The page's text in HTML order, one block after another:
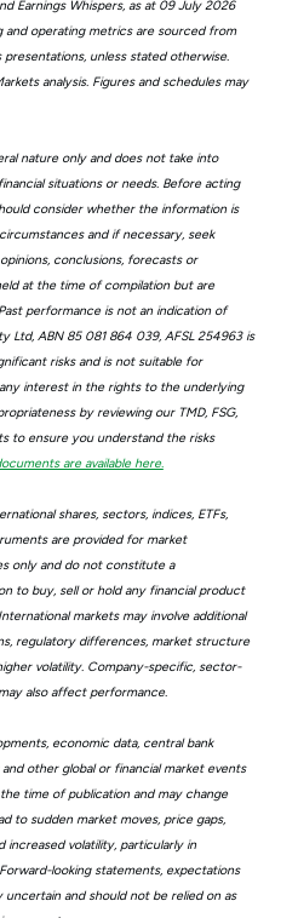
Earnings Whispers, as at 09 July 2026
and operating metrics are sourced from
unless stated otherwise.
analysis. Figures and schedules may
nature only and does not take into
situations or needs. Before acting
consider whether the information is
and if necessary, seek
conclusions, forecasts or
at the time of compilation but are
performance is not an indication of
Ltd, ABN 85 081 864 039, AFSL 254963 is
risks and is not suitable for
interest in the rights to the underlying
by reviewing our TMD, FSG,
to ensure you understand the risks
are available here.
shares, sectors, indices, ETFs,
are provided for market
only and do not constitute a
to buy, sell or hold any financial product
markets may involve additional
regulatory differences, market structure
volatility. Company-specific, sector-
also affect performance.
economic data, central bank
other global or financial market events
time of publication and may change
to sudden market moves, price gaps,
increased volatility, particularly in
looking statements, expectations
uncertain and should not be relied on as